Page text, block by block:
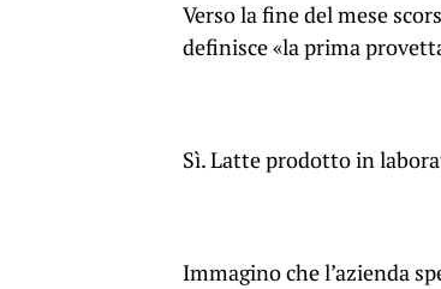
Verso la fine del mese
definisce «la prima
Sì. Latte prodotto in
Immagino che l’azienda